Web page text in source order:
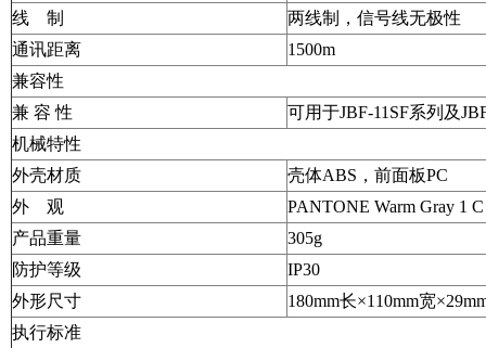
线 制
两线制，信号线无极性
通讯距离
1500m
兼容性
兼 容 性
可用于JBF-11SF系列及
机械特性
外壳材质
壳体ABS，前面板PC
外 观
PANTONE Warm Gray 1
产品重量
305g
防护等级
IP30
外形尺寸
180mm长×110mm宽
执行标准